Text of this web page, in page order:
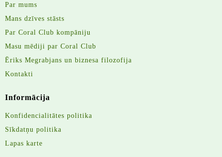
Par mums
Mans dzīves stāsts
Par Coral Club kompāniju
Masu mēdiji par Coral Club
Ēriks Megrabjans un biznesa filozofija
Kontakti
Informācija
Konfidencialitātes politika
Sīkdatņu politika
Lapas karte